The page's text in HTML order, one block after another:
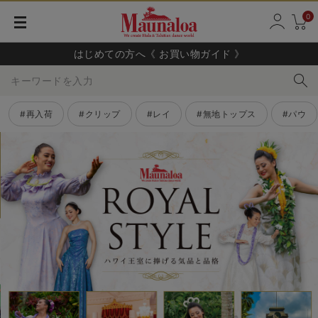
0
はじめての方へ《 お買い物ガイド 》
キーワードを入力
#再入荷 #クリップ #レイ #無地トップス #パウ